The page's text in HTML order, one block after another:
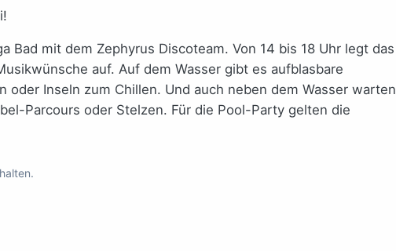
Bad mit dem Zephyrus Discoteam. Von 14 bis 18 Uhr legt das
auf. Auf dem Wasser gibt es aufblasbare
oder Inseln zum Chillen. Und auch neben dem Wasser warten
Parcours oder Stelzen. Für die Pool-Party gelten die